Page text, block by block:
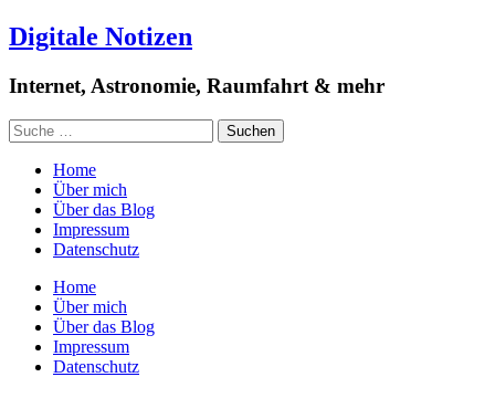
Digitale Notizen
Internet, Astronomie, Raumfahrt & mehr
Home
Über mich
Über das Blog
Impressum
Datenschutz
Home
Über mich
Über das Blog
Impressum
Datenschutz